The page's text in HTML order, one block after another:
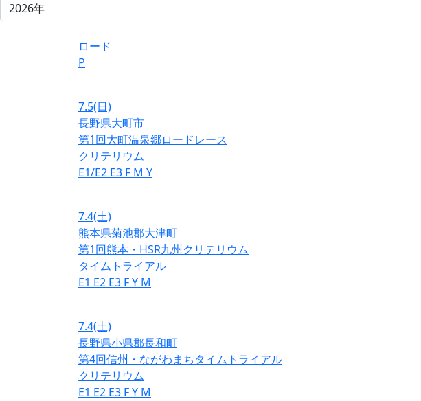
ロード
P
7.5(日)
長野県大町市
第1回大町温泉郷ロードレース
クリテリウム
E1/E2 E3 F M Y
7.4(土)
熊本県菊池郡大津町
第1回熊本・HSR九州クリテリウム
タイムトライアル
E1 E2 E3 FY M
7.4(土)
長野県小県郡長和町
第4回信州・ながわまちタイムトライアル
クリテリウム
E1 E2 E3 FY M